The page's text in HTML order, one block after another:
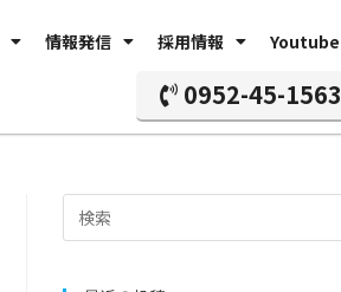
情報発信 採用情報 Youtube
0952-45-1563